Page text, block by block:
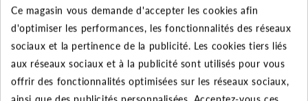
CARACTÉRISTIQUES GÉNÉRALES
Fabricant ZENIT
Ce magasin vous demande d'accepter les cookies afin
d'optimiser les performances, les fonctionnalités des réseaux
sociaux et la pertinence de la publicité. Les cookies tiers liés
aux réseaux sociaux et à la publicité sont utilisés pour vous
offrir des fonctionnalités optimisées sur les réseaux sociaux,